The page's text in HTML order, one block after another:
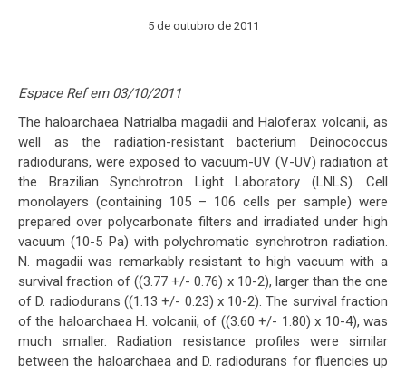
5 de outubro de 2011
Espace Ref em 03/10/2011
The haloarchaea Natrialba magadii and Haloferax volcanii, as
well as the radiation-resistant bacterium Deinococcus
radiodurans, were exposed to vacuum-UV (V-UV) radiation at
the Brazilian Synchrotron Light Laboratory (LNLS). Cell
monolayers (containing 105 – 106 cells per sample) were
prepared over polycarbonate filters and irradiated under high
vacuum (10-5 Pa) with polychromatic synchrotron radiation.
N. magadii was remarkably resistant to high vacuum with a
survival fraction of ((3.77 +/- 0.76) x 10-2), larger than the one
of D. radiodurans ((1.13 +/- 0.23) x 10-2). The survival fraction
of the haloarchaea H. volcanii, of ((3.60 +/- 1.80) x 10-4), was
much smaller. Radiation resistance profiles were similar
between the haloarchaea and D. radiodurans for fluencies up